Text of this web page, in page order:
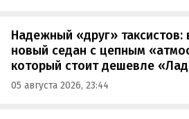
Надежный «друг» таксистов:
новый седан с цепным
который стоит дешевле
05 августа 2026, 23:44